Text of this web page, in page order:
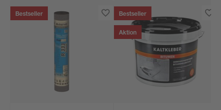
Bestseller Bestseller
Aktion